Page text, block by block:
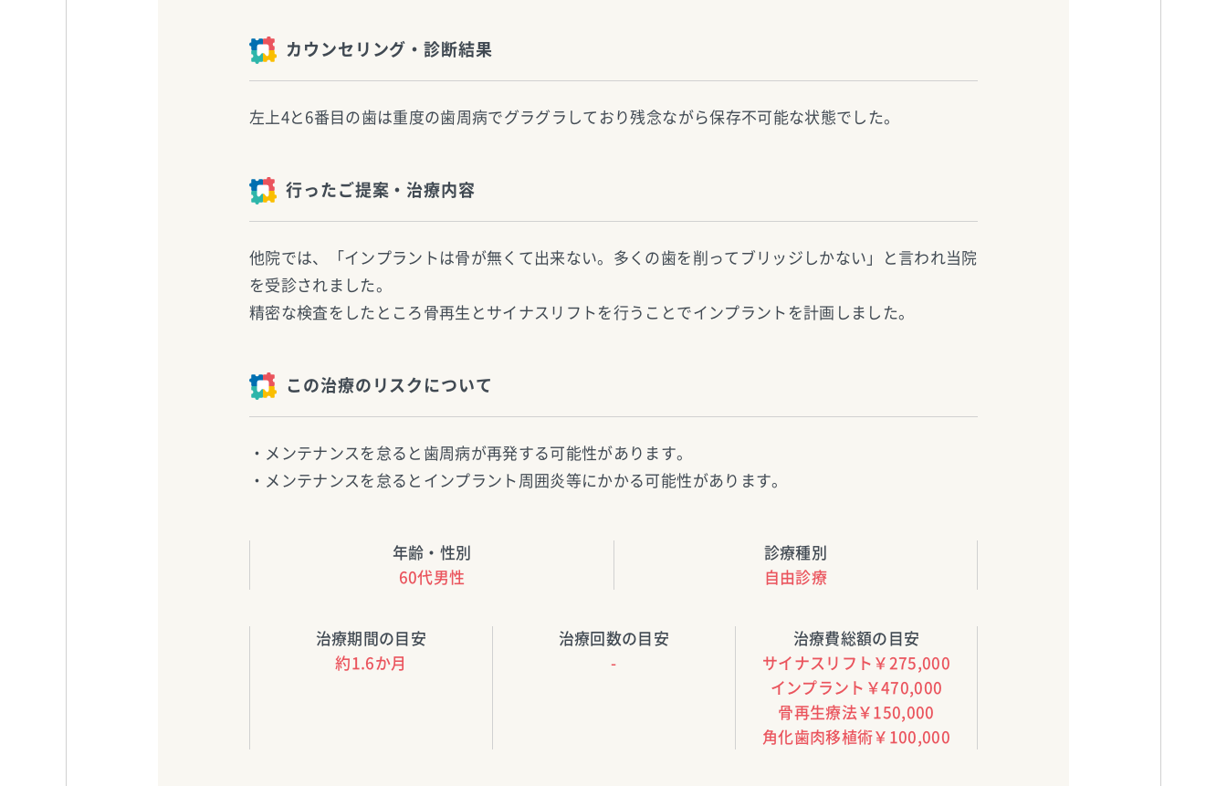
カウンセリング・診断結果
左上4と6番目の歯は重度の歯周病でグラグラしており残念ながら保存不可能な状態でした。
行ったご提案・治療内容
他院では、「インプラントは骨が無くて出来ない。多くの歯を削ってブリッジしかない」と言われ当院
を受診されました。
精密な検査をしたところ骨再生とサイナスリフトを行うことでインプラントを計画しました。
この治療のリスクについて
・メンテナンスを怠ると歯周病が再発する可能性があります。
・メンテナンスを怠るとインプラント周囲炎等にかかる可能性があります。
年齢・性別
60代男性
診療種別
自由診療
治療期間の目安
約1.6か月
治療回数の目安
-
治療費総額の目安
サイナスリフト￥275,000
インプラント￥470,000
骨再生療法￥150,000
角化歯肉移植術￥100,000